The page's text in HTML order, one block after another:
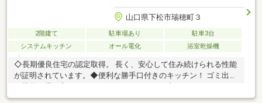
山口県下松市瑞穂町３
2階建て 駐車場あり
駐車3台
システムキッチン
オール電化 浴室乾燥機
◇長期優良住宅の認定取得。 長く、安心して住み続けられる性能
が証明されています。◆便利な勝手口付きのキッチン！ ゴミ出し
ウォークインクローゼット！ 衣類から季節物まで一箇所に集約。